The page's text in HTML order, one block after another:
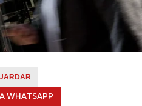
WHATSAPP